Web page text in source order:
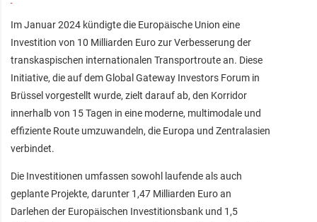
Im Januar 2024 kündigte die Europäische Union eine
Investition von 10 Milliarden Euro zur Verbesserung der
transkaspischen internationalen Transportroute an. Diese
Initiative, die auf dem Global Gateway Investors Forum in
Brüssel vorgestellt wurde, zielt darauf ab, den Korridor
innerhalb von 15 Tagen in eine moderne, multimodale und
effiziente Route umzuwandeln, die Europa und Zentralasien
verbindet.
Die Investitionen umfassen sowohl laufende als auch
geplante Projekte, darunter 1,47 Milliarden Euro an
Darlehen der Europäischen Investitionsbank und 1,5